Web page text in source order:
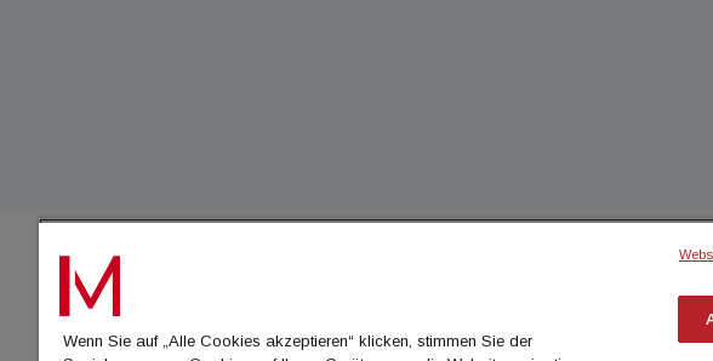
IMMOBILIEN MAGAZIN
immoflash
Wenn Sie auf „Alle Cookies akzeptieren“ klicken, stimmen Sie der